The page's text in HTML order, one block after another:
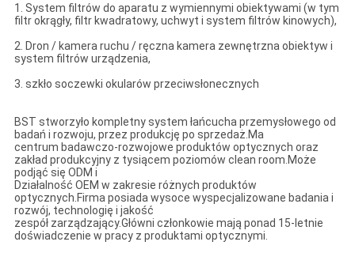
1. System filtrów do aparatu z wymiennymi obiektywami (w tym
filtr okrągły, filtr kwadratowy, uchwyt i system filtrów kinowych),
2. Dron / kamera ruchu / ręczna kamera zewnętrzna obiektyw i
system filtrów urządzenia,
3. szkło soczewki okularów przeciwsłonecznych
BST stworzyło kompletny system łańcucha przemysłowego od
badań i rozwoju, przez produkcję po sprzedaż.Ma
centrum badawczo-rozwojowe produktów optycznych oraz
zakład produkcyjny z tysiącem poziomów clean room.Może
podjąć się ODM i
Działalność OEM w zakresie różnych produktów
optycznych.Firma posiada wysoce wyspecjalizowane badania i
rozwój, technologię i jakość
zespół zarządzający.Główni członkowie mają ponad 15-letnie
doświadczenie w pracy z produktami optycznymi.